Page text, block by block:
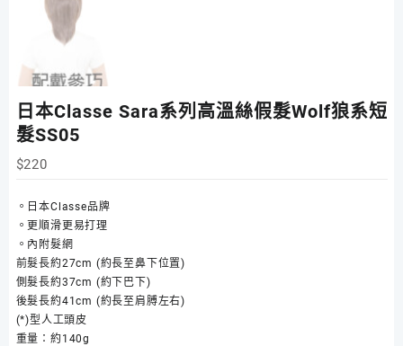
日本Classe Sara系列高溫絲假髮Wolf狼系短
髮SS05
$220
。日本Classe品牌
。更順滑更易打理
。內附髮網
前髮長約27cm (約長至鼻下位置)
側髮長約37cm (約下巴下)
後髮長約41cm (約長至肩膊左右)
(*)型人工頭皮
重量：約140g